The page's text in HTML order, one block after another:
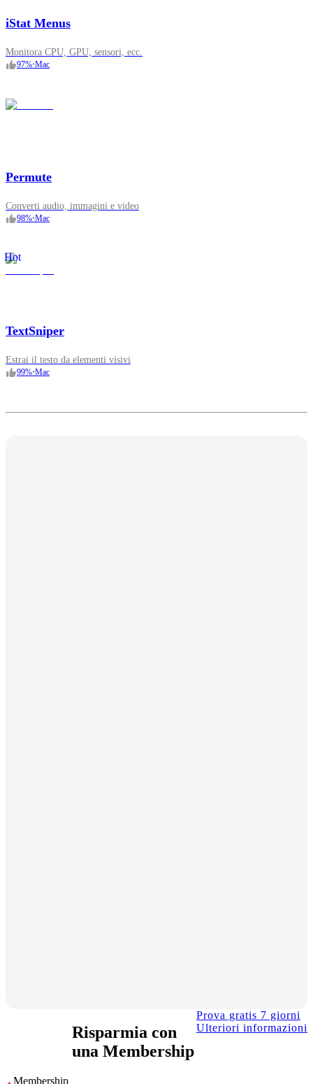
Membership
Risparmia con
una Membership
Prova gratis 7 giorni
Ulteriori informazioni
iStat Menus
Monitora CPU, GPU, sensori, ecc.
97%•Mac
Permute
Converti audio, immagini e video
98%•Mac
Hot
TextSniper
Estrai il testo da elementi visivi
99%•Mac